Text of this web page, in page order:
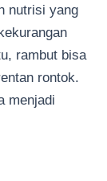
nutrisi yang
rambut bisa
rontok.
menjadi